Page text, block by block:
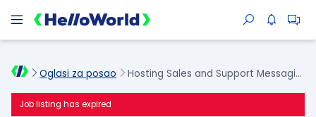
Oglasi za posao Hosting Sales and Support Messaging Guide
Job listing has expired